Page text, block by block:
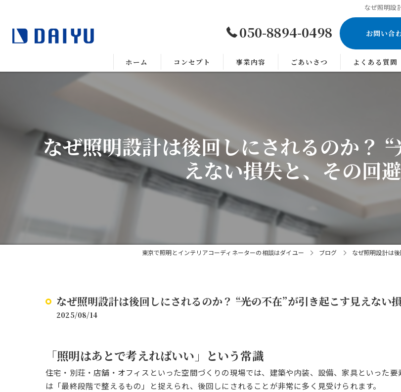
なぜ照明設
050-8894-0498 お問い合
ホーム コンセプト 事業内容 ごあいさつ よくある質問
なぜ照明設計は後回しにされるのか？
えない損失と、その回
東京で照明とインテリアコーディネーターの相談はダイユー ブログ なぜ照明設計は
なぜ照明設計は後回しにされるのか？ ――“光の不在”が引き起こす見えない
2025/08/14
「照明はあとで考えればいい」という常識
住宅・別荘・店舗・オフィスといった空間づくりの現場では、建築や内装、設備、家具といった
は「最終段階で整えるもの」と捉えられ、後回しにされることが非常に多く見受けられます。